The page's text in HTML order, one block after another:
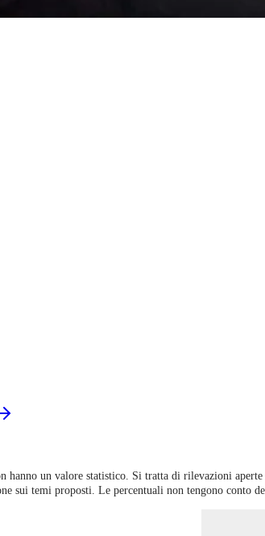
hanno un valore statistico. Si tratta di rilevazioni
sui temi proposti. Le percentuali non tengono conto